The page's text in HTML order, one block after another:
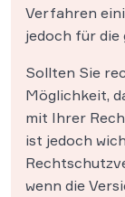
Verfahren
jedoch für
Sollten Sie
Möglichkeit,
mit Ihrer
ist jedoch
wenn die